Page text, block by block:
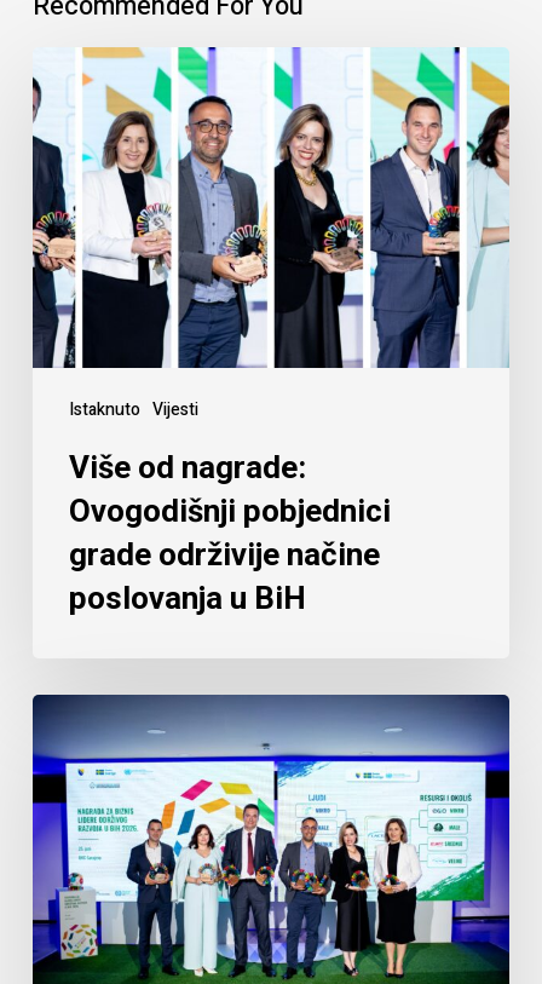
Istaknuto Vijesti
Više od nagrade:
Ovogodišnji pobjednici
grade održivije načine
poslovanja u BiH